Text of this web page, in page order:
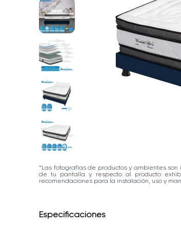
*Las fotografías de productos y ambientes
de tu pantalla y respecto al producto
recomendaciones para la instalación, uso y
Especificaciones